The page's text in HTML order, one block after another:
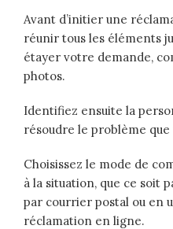
Avant d’initier une
réunir tous les éléments
étayer votre demande,
photos.
Identifiez ensuite la
résoudre le problème que
Choisissez le mode de
à la situation, que ce soit
par courrier postal ou en
réclamation en ligne.